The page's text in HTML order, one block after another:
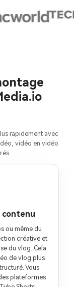
rapidement avec
vidéo en vidéo
contenu
ou même du
créative et
du vlog. Cela
de vlog plus
Vous
plateformes